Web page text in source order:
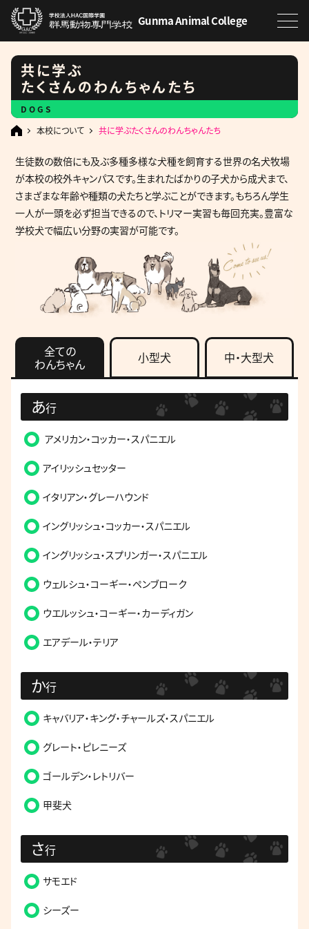
Gunma Animal College
共に学ぶ
たくさんのわんちゃんたち
DOGS
本校について
共に学ぶたくさんのわんちゃんたち
生徒数の数倍にも及ぶ多種多様な犬種を飼育する世界の名犬牧場
が本校の校外キャンパスです。生まれたばかりの子犬から成犬まで、
さまざまな年齢や種類の犬たちと学ぶことができます。もちろん学生
一人が一頭を必ず担当できるので、トリマー実習も毎回充実。豊富な
学校犬で幅広い分野の実習が可能です。
全ての
わんちゃん 小型犬 中・大型犬
あ行
アメリカン・コッカー・スパニエル
アイリッシュセッター
イタリアン・グレーハウンド
イングリッシュ・コッカー・スパニエル
イングリッシュ・スプリンガー・スパニエル
ウェルシュ・コーギー・ペンブローク
ウエルッシュ・コーギー・カーディガン
エアデール・テリア
か行
キャバリア・キング・チャールズ・スパニエル
グレート・ピレニーズ
ゴールデン・レトリバー
甲斐犬
さ行
サモエド
シーズー